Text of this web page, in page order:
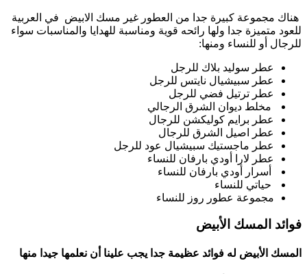
هناك مجموعة كبيرة جدا من العطور غير مسك الابيض في العربية
للعود متميزة جدا ولها رائحه قوية ومناسبة للهدايا والمناسبات سواء
للرجال أو للنساء ومنها:
عطر سوليد بلاك للرجل
عطر سبيشيال نايتس للرجل
عطر ترتيل فضي للرجل
مخلط ديوان الشرق الرجالي
عطر برايم كوليكشن للرجال
عطر اصيل الشرق للرجال
عطر ماجستيك سبيشيال عود للرجل
عطر لارا أودي بارفان للنساء
أسرار أودي بارفان للنساء
حياتي للنساء
مجموعة عطور روز للنساء
فوائد المسك الأبيض
المسك الأبيض له فوائد عظيمة جدا يجب علينا أن نعلمها جيدا منها